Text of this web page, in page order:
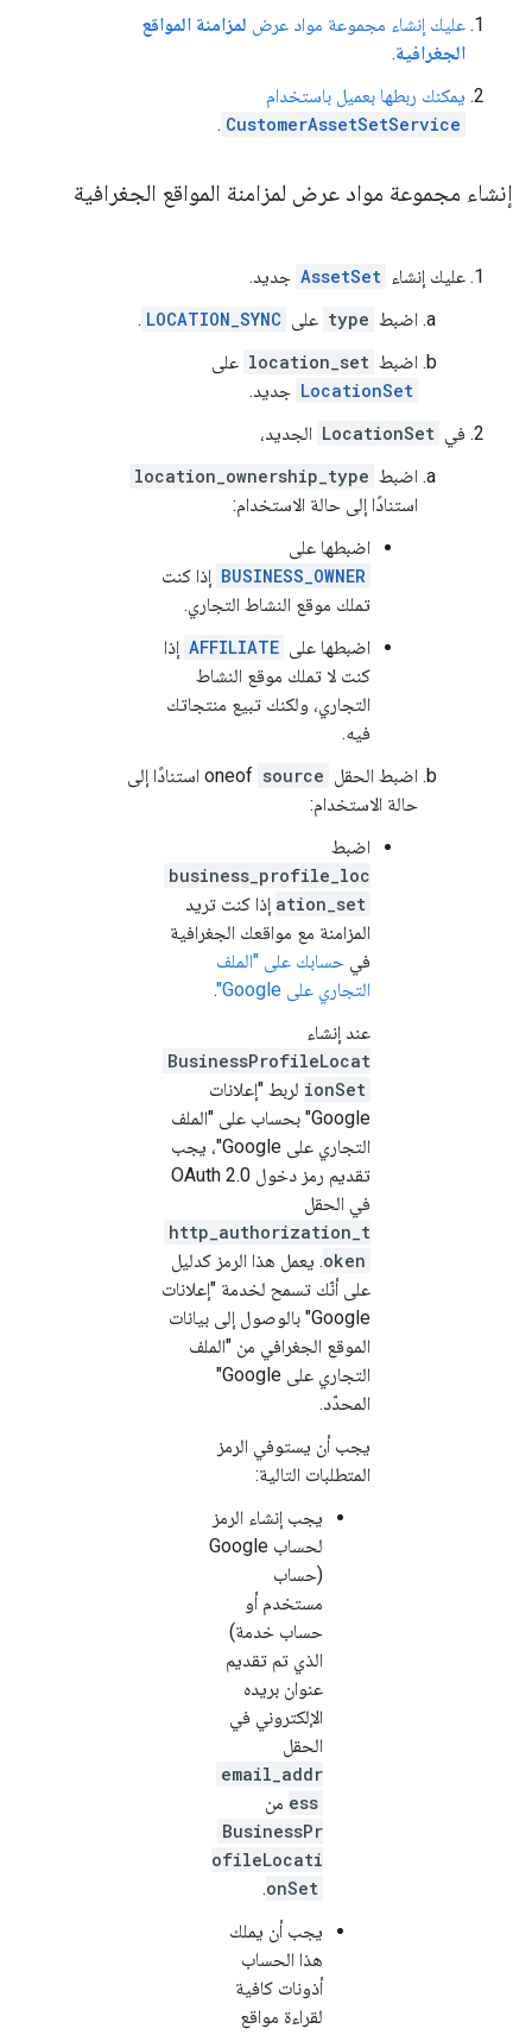
عليك إنشاء مجموعة مواد عرض لمزامنة المواقع
الجغرافية.
يمكنك ربطها بعميل باستخدام
CustomerAssetSetService
.
إنشاء مجموعة مواد عرض لمزامنة المواقع الجغرافية
عليك إنشاء AssetSet جديد.
اضبط type على LOCATION_SYNC
.
اضبط location_set على
LocationSet جديد.
في LocationSet الجديد،
اضبط location_ownership_type
استنادًا إلى حالة الاستخدام:
اضبطها على
BUSINESS_OWNER إذا كنت
تملك موقع النشاط التجاري.
اضبطها على AFFILIATE إذا
كنت لا تملك موقع النشاط
التجاري، ولكنك تبيع منتجاتك
فيه.
اضبط الحقل source
oneof استنادًا إلى
حالة الاستخدام:
اضبط
business_profile_loc
ation_set إذا كنت تريد
المزامنة مع مواقعك الجغرافية
في حسابك على "الملف
التجاري على Google"
.
عند إنشاء
BusinessProfileLocat
ionSet لربط "إعلانات
Google" بحساب على "الملف
التجاري على Google"، يجب
تقديم رمز دخول OAuth 2.0
في الحقل
http_authorization_t
oken. يعمل هذا الرمز كدليل
على أنّك تسمح لخدمة "إعلانات
Google" بالوصول إلى بيانات
الموقع الجغرافي من "الملف
التجاري على Google"
المحدّد.
يجب أن يستوفي الرمز
المتطلبات التالية:
يجب إنشاء الرمز
لحساب Google
(حساب
مستخدم أو
حساب خدمة)
الذي تم تقديم
عنوان بريده
الإلكتروني في
الحقل
email_addr
ess من
BusinessPr
ofileLocati
onSet
.
يجب أن يملك
هذا الحساب
أذونات كافية
لقراءة مواقع